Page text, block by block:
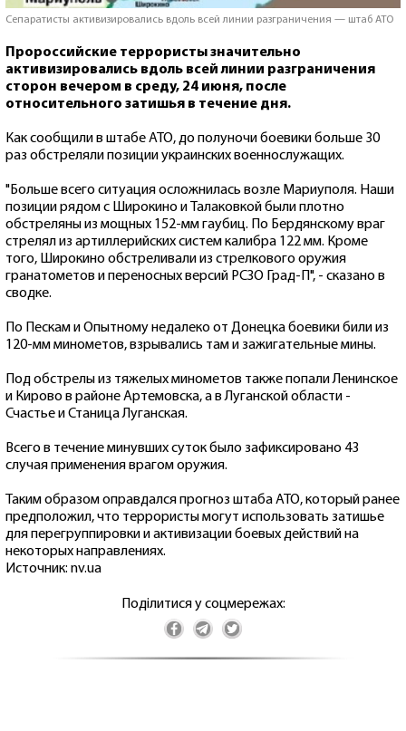
Сепаратисты активизировались вдоль всей линии разграничения — штаб АТО
Пророссийские террористы значительно
активизировались вдоль всей линии разграничения
сторон вечером в среду, 24 июня, после
относительного затишья в течение дня.
Как сообщили в штабе АТО, до полуночи боевики больше 30
раз обстреляли позиции украинских военнослужащих.
"Больше всего ситуация осложнилась возле Мариуполя. Наши
позиции рядом с Широкино и Талаковкой были плотно
обстреляны из мощных 152-мм гаубиц. По Бердянскому враг
стрелял из артиллерийских систем калибра 122 мм. Кроме
того, Широкино обстреливали из стрелкового оружия
гранатометов и переносных версий РСЗО Град-П", - сказано в
сводке.
По Пескам и Опытному недалеко от Донецка боевики били из
120-мм минометов, взрывались там и зажигательные мины.
Под обстрелы из тяжелых минометов также попали Ленинское
и Кирово в районе Артемовска, а в Луганской области -
Счастье и Станица Луганская.
Всего в течение минувших суток было зафиксировано 43
случая применения врагом оружия.
Таким образом оправдался прогноз штаба АТО, который ранее
предположил, что террористы могут использовать затишье
для перегруппировки и активизации боевых действий на
некоторых направлениях.
Источник: nv.ua
Поділитися у соцмережах: